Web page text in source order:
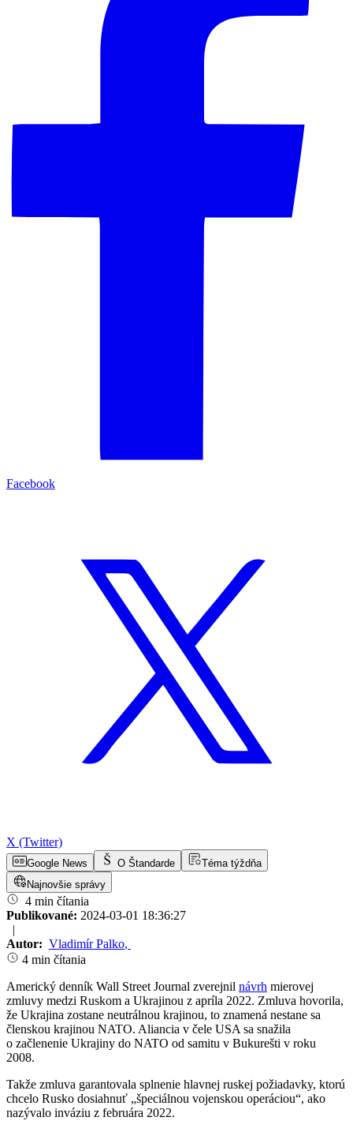
Facebook
X (Twitter)
Google News O Štandarde
Téma týždňa
Najnovšie správy
4 min čítania
Publikované: 2024-03-01 18:36:27
|
Autor: Vladimír Palko,
4 min čítania
Americký denník Wall Street Journal zverejnil návrh mierovej
zmluvy medzi Ruskom a Ukrajinou z apríla 2022. Zmluva hovorila,
že Ukrajina zostane neutrálnou krajinou, to znamená nestane sa
členskou krajinou NATO. Aliancia v čele USA sa snažila
o začlenenie Ukrajiny do NATO od samitu v Bukurešti v roku
2008.
Takže zmluva garantovala splnenie hlavnej ruskej požiadavky, ktorú
chcelo Rusko dosiahnuť „špeciálnou vojenskou operáciou“, ako
nazývalo inváziu z februára 2022.